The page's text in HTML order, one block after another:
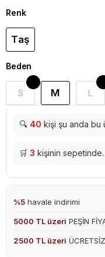
Renk
Taş
Beden
S M L
🔍 40 kişi şu anda bu
🛒 3 kişinin sepetinde.
%5 havale indirimi
5000 TL üzeri PEŞİN
2500 TL üzeri